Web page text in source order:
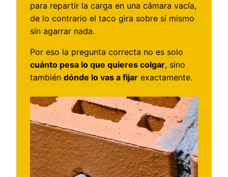
para repartir la carga en una cámara vacía,
de lo contrario el taco gira sobre sí mismo
sin agarrar nada.
Por eso la pregunta correcta no es solo
cuánto pesa lo que quieres colgar, sino
también dónde lo vas a fijarexactamente.